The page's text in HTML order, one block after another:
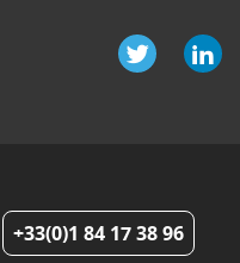
+33(0)1 84 17 38 96